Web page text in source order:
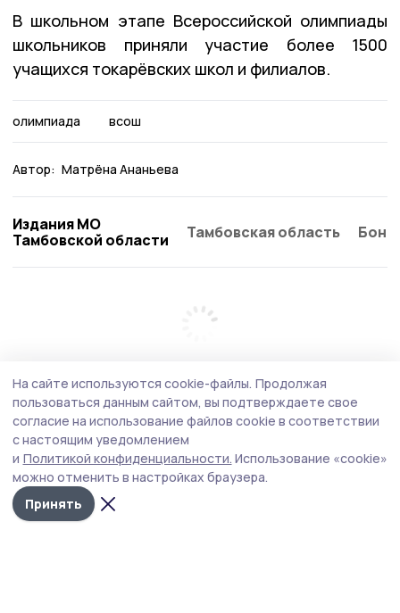
В школьном этапе Всероссийской олимпиады
школьников приняли участие более 1500
учащихся токарёвских школ и филиалов.
олимпиада всош
Автор: Матрёна Ананьева
Издания МО
Тамбовской области
Тамбовская область
На сайте используются cookie-файлы. Продолжая
пользоваться данным сайтом, вы подтверждаете свое
согласие на использование файлов cookie в соответствии
с настоящим уведомлением
и Политикой конфиденциальности. Использование «cookie»
можно отменить в настройках браузера.
Принять